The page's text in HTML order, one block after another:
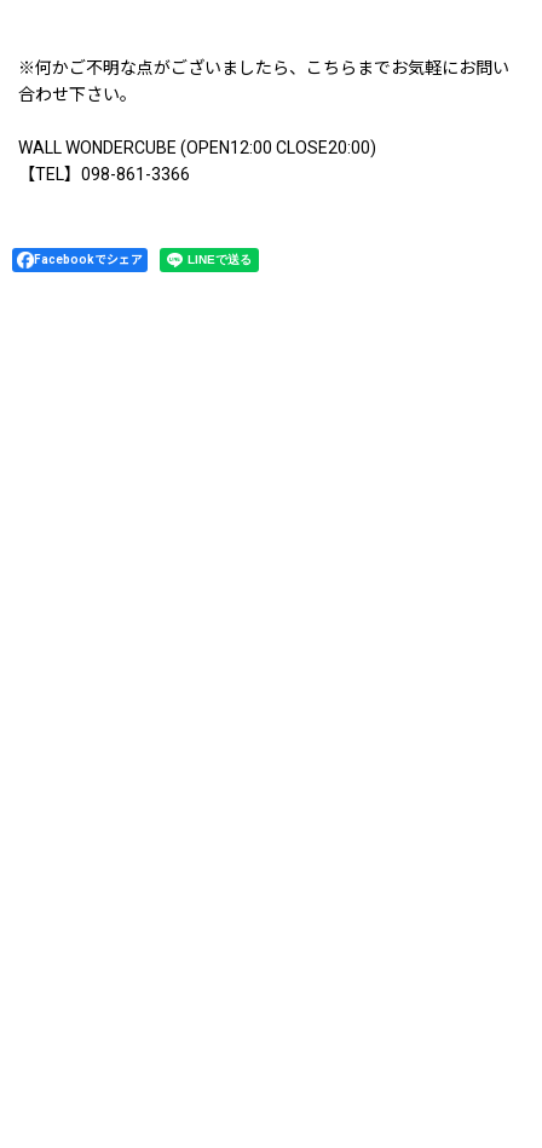
※何かご不明な点がございましたら、こちらまでお気軽にお問い
合わせ下さい。
WALL WONDERCUBE (OPEN12:00 CLOSE20:00)
【TEL】098-861-3366
Facebookでシェア